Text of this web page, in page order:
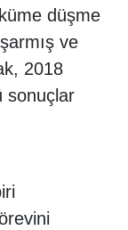
düşme
ve
2018
sonuçlar